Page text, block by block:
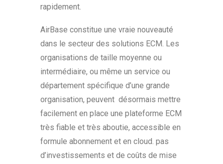
rapidement.
AirBase constitue une vraie nouveauté
dans le secteur des solutions ECM. Les
organisations de taille moyenne ou
intermédiaire, ou même un service ou
département spécifique d’une grande
organisation, peuvent désormais mettre
facilement en place une plateforme ECM
très fiable et très aboutie, accessible en
formule abonnement et en cloud. pas
d’investissements et de coûts de mise